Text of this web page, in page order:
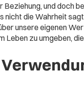
und doch
nicht die Wahrheit
unsere eigenen
Leben zu umgeben,